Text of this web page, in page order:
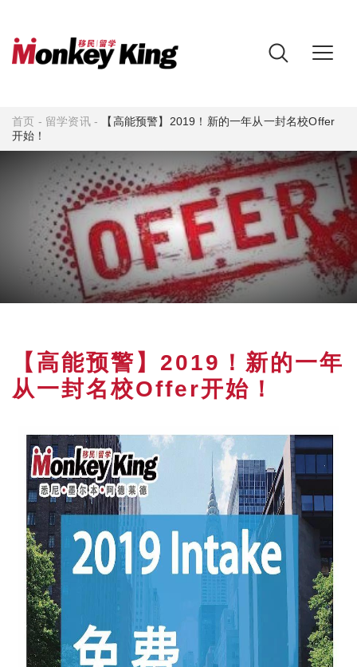
首页 - 留学资讯-
【高能预警】2019！新的一年从一封名校Offer
开始！
【高能预警】2019！新的一年
从一封名校Offer开始！